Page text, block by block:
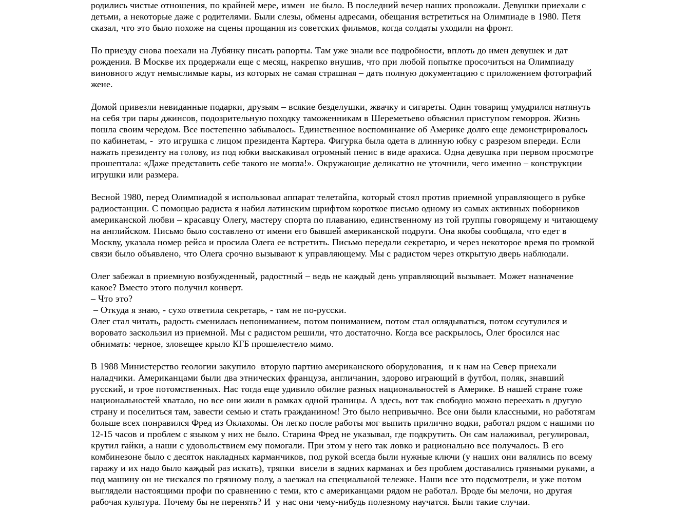
родились чистые отношения, по крайней мере, измен не было. В последний вечер наших провожали. Девушки приехали с
детьми, а некоторые даже с родителями. Были слезы, обмены адресами, обещания встретиться на Олимпиаде в 1980. Петя
сказал, что это было похоже на сцены прощания из советских фильмов, когда солдаты уходили на фронт.
По приезду снова поехали на Лубянку писать рапорты. Там уже знали все подробности, вплоть до имен девушек и дат
рождения. В Москве их продержали еще с месяц, накрепко внушив, что при любой попытке просочиться на Олимпиаду
виновного ждут немыслимые кары, из которых не самая страшная – дать полную документацию с приложением фотографий
жене.
Домой привезли невиданные подарки, друзьям – всякие безделушки, жвачку и сигареты. Один товарищ умудрился натянуть
на себя три пары джинсов, подозрительную походку таможенникам в Шереметьево объяснил приступом геморроя. Жизнь
пошла своим чередом. Все постепенно забывалось. Единственное воспоминание об Америке долго еще демонстрировалось
по кабинетам, - это игрушка с лицом президента Картера. Фигурка была одета в длинную юбку с разрезом впереди. Если
нажать президенту на голову, из под юбки выскакивал огромный пенис в виде арахиса. Одна девушка при первом просмотре
прошептала: «Даже представить себе такого не могла!». Окружающие деликатно не уточнили, чего именно – конструкции
игрушки или размера.
Весной 1980, перед Олимпиадой я использовал аппарат телетайпа, который стоял против приемной управляющего в рубке
радиостанции. С помощью радиста я набил латинским шрифтом короткое письмо одному из самых активных поборников
американской любви – красавцу Олегу, мастеру спорта по плаванию, единственному из той группы говорящему и читающему
на английском. Письмо было составлено от имени его бывшей американской подруги. Она якобы сообщала, что едет в
Москву, указала номер рейса и просила Олега ее встретить. Письмо передали секретарю, и через некоторое время по громкой
связи было объявлено, что Олега срочно вызывают к управляющему. Мы с радистом через открытую дверь наблюдали.
Олег забежал в приемную возбужденный, радостный – ведь не каждый день управляющий вызывает. Может назначение
какое? Вместо этого получил конверт.
– Что это?
– Откуда я знаю, - сухо ответила секретарь, - там не по-русски.
Олег стал читать, радость сменилась непониманием, потом пониманием, потом стал оглядываться, потом ссутулился и
воровато заскользил из приемной. Мы с радистом решили, что достаточно. Когда все раскрылось, Олег бросился нас
обнимать: черное, зловещее крыло КГБ прошелестело мимо.
В 1988 Министерство геологии закупило вторую партию американского оборудования, и к нам на Север приехали
наладчики. Американцами были два этнических француза, англичанин, здорово играющий в футбол, поляк, знавший
русский, и трое потомственных. Нас тогда еще удивило обилие разных национальностей в Америке. В нашей стране тоже
национальностей хватало, но все они жили в рамках одной границы. А здесь, вот так свободно можно переехать в другую
страну и поселиться там, завести семью и стать гражданином! Это было непривычно. Все они были классными, но работягам
больше всех понравился Фред из Оклахомы. Он легко после работы мог выпить прилично водки, работал рядом с нашими по
12-15 часов и проблем с языком у них не было. Старина Фред не указывал, где подкрутить. Он сам налаживал, регулировал,
крутил гайки, а наши с удовольствием ему помогали. При этом у него так ловко и рационально все получалось. В его
комбинезоне было с десяток накладных карманчиков, под рукой всегда были нужные ключи (у наших они валялись по всему
гаражу и их надо было каждый раз искать), тряпки висели в задних карманах и без проблем доставались грязными руками, а
под машину он не тискался по грязному полу, а заезжал на специальной тележке. Наши все это подсмотрели, и уже потом
выглядели настоящими профи по сравнению с теми, кто с американцами рядом не работал. Вроде бы мелочи, но другая
рабочая культура. Почему бы не перенять? И у нас они чему-нибудь полезному научатся. Были такие случаи.